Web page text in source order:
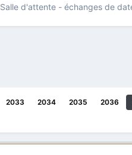
Salle d'attente - échanges de
2033 2034 2035 2036